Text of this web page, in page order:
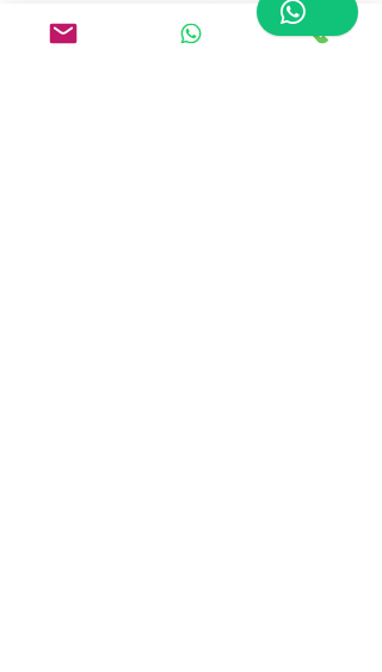
geht schnell und unkompliziert.
Mit unserem